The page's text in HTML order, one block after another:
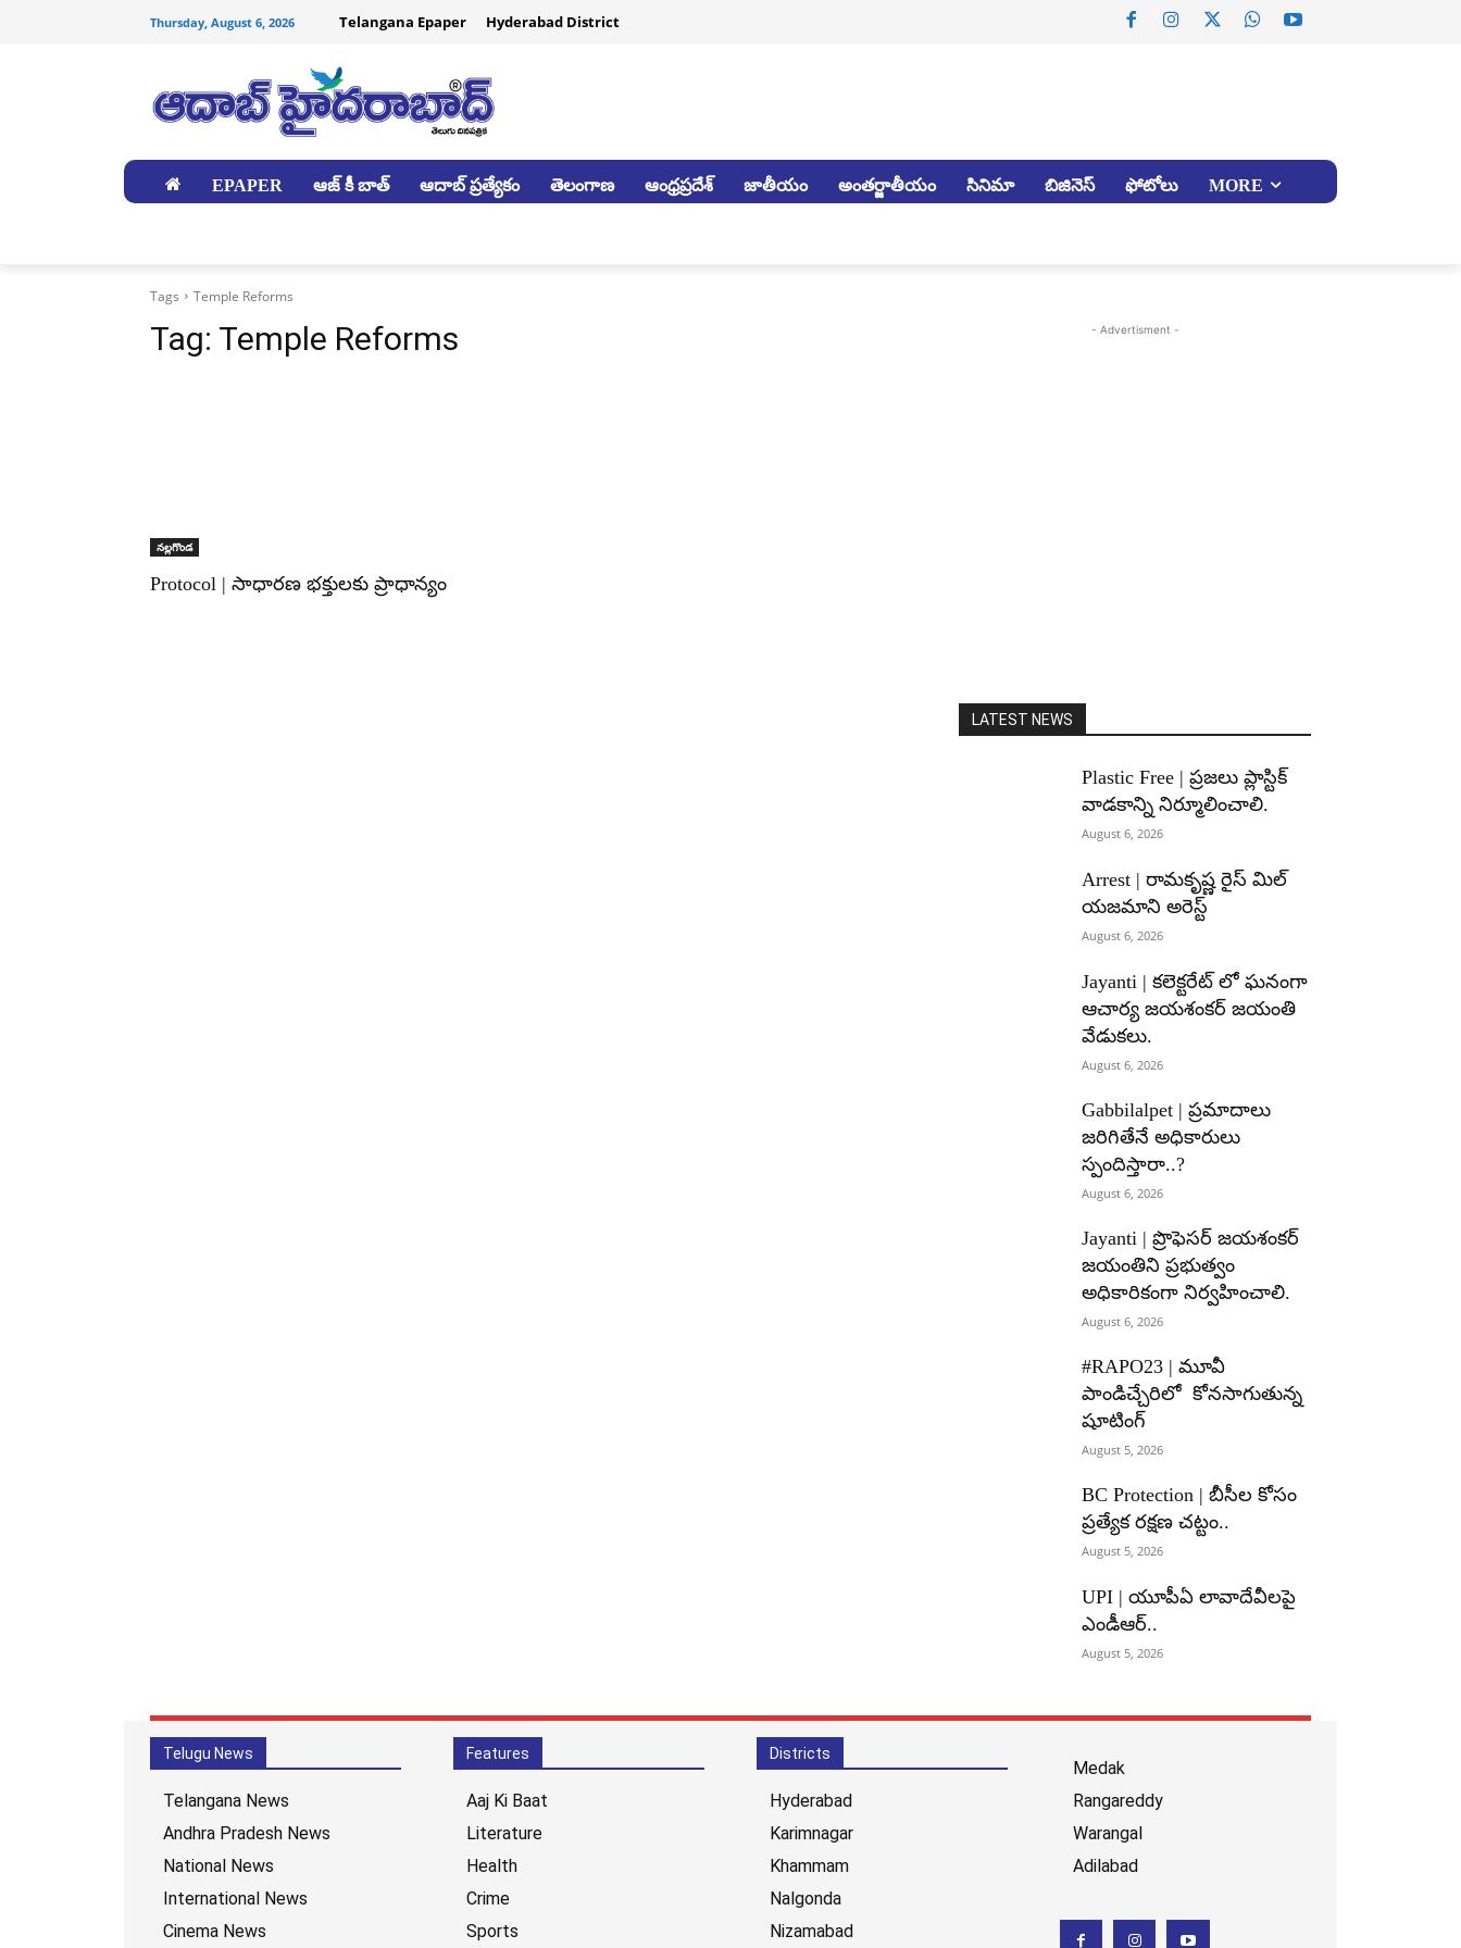
Thursday, August 6, 2026 Telangana Epaper Hyderabad District
EPAPER ఆజ్ కీ బాత్ ఆదాబ్ ప్రత్యేకం తెలంగాణ ఆంధ్రప్రదేశ్ జాతీయం అంతర్జాతీయం సినిమా బిజినెస్ ఫోటోలు MORE
Tags Temple Reforms
Tag: Temple Reforms
నల్లగొండ
Protocol | సాధారణ భక్తులకు ప్రాధాన్యం
- Advertisment -
LATEST NEWS
Plastic Free | ప్రజలు ప్లాస్టిక్
వాడకాన్ని నిర్మూలించాలి.
August 6, 2026
Arrest | రామకృష్ణ రైస్ మిల్
యజమాని అరెస్ట్
August 6, 2026
Jayanti | కలెక్టరేట్ లో ఘనంగా
ఆచార్య జయశంకర్ జయంతి
వేడుకలు.
August 6, 2026
Gabbilalpet | ప్రమాదాలు
జరిగితేనే అధికారులు
స్పందిస్తారా..?
August 6, 2026
Jayanti | ప్రొఫెసర్ జయశంకర్
జయంతిని ప్రభుత్వం
అధికారికంగా నిర్వహించాలి.
August 6, 2026
#RAPO23 | మూవీ
పాండిచ్చేరిలో కోనసాగుతున్న
షూటింగ్
August 5, 2026
BC Protection | బీసీల కోసం
ప్రత్యేక రక్షణ చట్టం..
August 5, 2026
UPI | యూపీఏ లావాదేవీలపై
ఎండీఆర్..
August 5, 2026
Telugu News
Telangana News
Andhra Pradesh News
National News
International News
Cinema News
Features
Aaj Ki Baat
Literature
Health
Crime
Sports
Districts
Hyderabad
Karimnagar
Khammam
Nalgonda
Nizamabad
Medak
Rangareddy
Warangal
Adilabad